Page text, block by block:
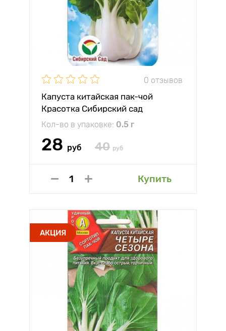
0 отзывов
Капуста китайская пак-чой
Красотка Сибирский сад
Кол-во в упаковке: 0.5 г
28 руб 40 руб
Купить
АКЦИЯ